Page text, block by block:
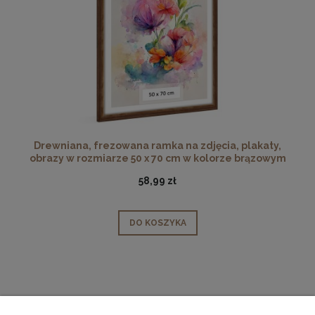
Drewniana, frezowana ramka na zdjęcia, plakaty,
obrazy w rozmiarze 50 x 70 cm w kolorze brązowym
58,99 zł
DO KOSZYKA